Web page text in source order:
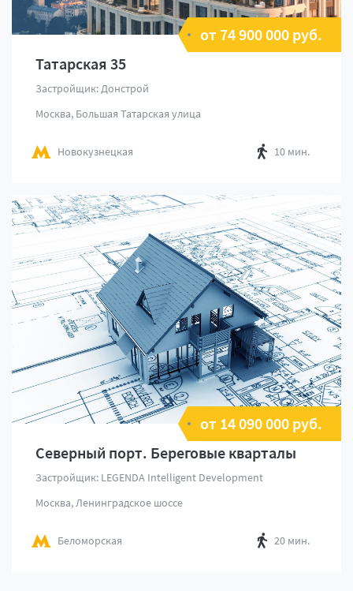
от 74 900 000 руб.
Татарская 35
Застройщик: Донстрой
Москва, Большая Татарская улица
Новокузнецкая 10 мин.
от 14 090 000 руб.
Северный порт. Береговые кварталы
Застройщик: LEGENDA Intelligent Development
Москва, Ленинградское шоссе
Беломорская 20 мин.